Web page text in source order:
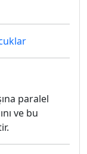
paralel
ve bu